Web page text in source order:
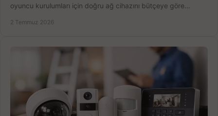
oyuncu kurulumları için doğru ağ cihazını bütçeye göre
2 Temmuz 2026